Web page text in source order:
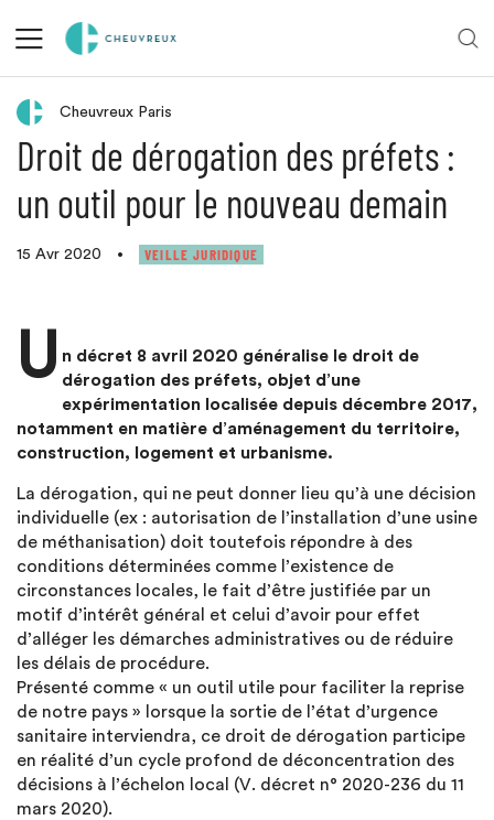
Retour aux actualités
Cheuvreux Paris
Droit de dérogation des préfets :
un outil pour le nouveau demain
15 Avr 2020 • VEILLE JURIDIQUE
U n décret 8 avril 2020 généralise le droit de
dérogation des préfets, objet d’une
expérimentation localisée depuis décembre 2017,
notamment en matière d’aménagement du territoire,
construction, logement et urbanisme.
La dérogation, qui ne peut donner lieu qu’à une décision
individuelle (ex : autorisation de l’installation d’une usine
de méthanisation) doit toutefois répondre à des
conditions déterminées comme l’existence de
circonstances locales, le fait d’être justifiée par un
motif d’intérêt général et celui d’avoir pour effet
d’alléger les démarches administratives ou de réduire
les délais de procédure.
Présenté comme « un outil utile pour faciliter la reprise
de notre pays » lorsque la sortie de l’état d’urgence
sanitaire interviendra, ce droit de dérogation participe
en réalité d’un cycle profond de déconcentration des
décisions à l’échelon local (V. décret n° 2020-236 du 11
mars 2020).